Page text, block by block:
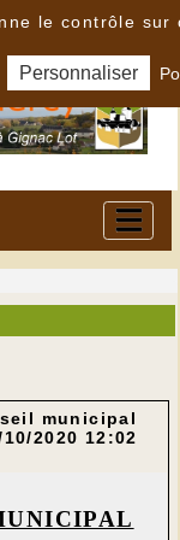
municipal
10/2020 12:02
le contrôle sur
Personnaliser